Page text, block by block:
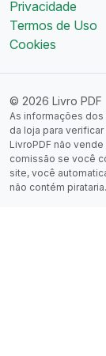
Privacidade
Termos de Uso
Cookies
© 2026 Livro PDF
As informações
da loja para
LivroPDF não
comissão se você
site, você
não contém pirataria.